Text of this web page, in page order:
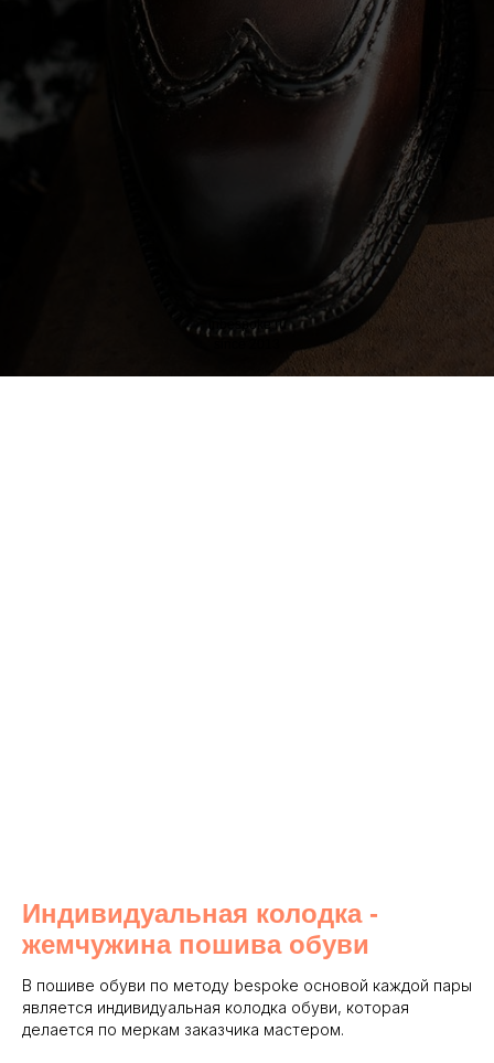
inbespoke.ru
Индивидуальная колодка -
жемчужина пошива обуви
В пошиве обуви по методу bespoke основой каждой пары
является индивидуальная колодка обуви, которая
делается по меркам заказчика мастером.